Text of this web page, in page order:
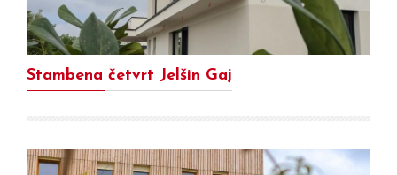
Stambena četvrt Jelšin Gaj